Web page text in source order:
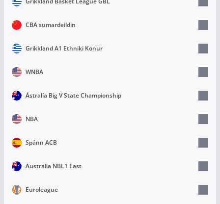
CBA sumardeildin
Grikkland A1 Ethniki Konur
WNBA
Ástralía Big V State Championship
NBA
Spánn ACB
Australia NBL1 East
Euroleague